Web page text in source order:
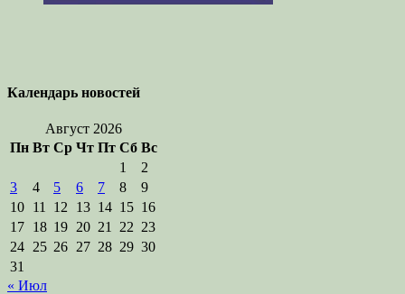
Календарь новостей
Август 2026
Пн Вт Ср Чт Пт Сб Вс
1
2
3
4 5 6 7 8
9
10 11 12 13 14 15 16
17 18 19 20 21 22 23
24 25 26 27 28 29 30
31
« Июл